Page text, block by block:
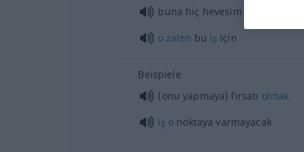
buna hiç hevesim
o zaten bu iş için
Beispiele
(onu yapmaya) fırsatı olmak
iş o noktaya varmayacak